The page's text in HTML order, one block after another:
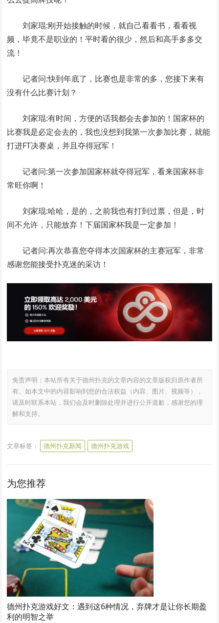
刘家琨:刚开始接触的时候，就自己看看书，看看视
频，毕竟不是职业的！平时看的很少，然后和高手多多交
流！
记者问:快到年底了，比赛也是非常的多，您接下来有
没有什么比赛计划？
刘家琨:有时间，方便的话我都会去参加的！国家杯的
比赛我是必定会去的，我也没想到我第一次参加比赛，就能
打进FT决赛桌，并且夺得冠军！
记者问:第一次参加国家杯就夺得冠军，看来国家杯非
常旺你啊！
刘家琨:哈哈，是的，之前我也有打到过票，但是，时
间不允许，只能放弃！下届国家杯我是一定参加！
记者问:再次恭喜您夺得本次国家杯的主赛冠军，非常
感谢您能接受扑克迷的采访！
免责声明：本站所有关于德州扑克的文章内容的文章版权归原作者所
有。如本文中的内容影响到您的合法权益（内容、图片、视频等），
请及时联系本站，我们会及时删除处理并进行公开道歉，感谢您的理
解和支持。
文章标签： 德州扑克新闻 德州扑克游戏
为您推荐
德州扑克游戏好文：遇到这6种情况，弃牌才是让你长期盈
利的明智之举